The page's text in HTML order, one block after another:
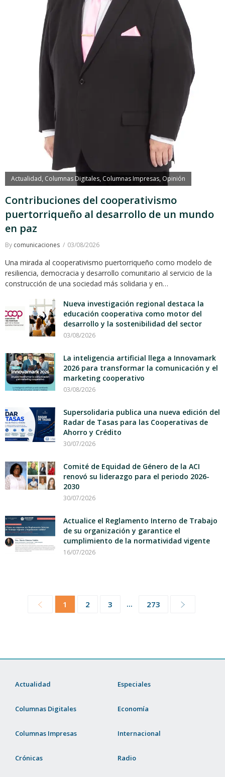
Actualidad Columnas Digitales, Columnas Impresas, Opinión
Contribuciones del cooperativismo
puertorriqueño al desarrollo de un mundo
en paz
By comunicaciones 03/08/2026
Una mirada al cooperativismo puertorriqueño como modelo de
resiliencia, democracia y desarrollo comunitario al servicio de la
construcción de una sociedad más solidaria y en…
Nueva investigación regional destaca la
educación cooperativa como motor del
desarrollo y la sostenibilidad del sector
03/08/2026
La inteligencia artificial llega a Innovamark
2026 para transformar la comunicación y el
marketing cooperativo
03/08/2026
Supersolidaria publica una nueva edición del
Radar de Tasas para las Cooperativas de
Ahorro y Crédito
30/07/2026
Comité de Equidad de Género de la ACI
renovó su liderazgo para el periodo 2026-
2030
30/07/2026
Actualice el Reglamento Interno de Trabajo
de su organización y garantice el
cumplimiento de la normatividad vigente
16/07/2026
1 2 3 ... 273
Actualidad
Columnas Digitales
Columnas Impresas
Crónicas
Especiales
Economía
Internacional
Radio